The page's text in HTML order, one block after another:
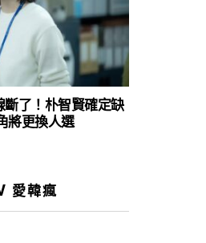
斷了！朴智賢確定缺
將更換人選
愛韓瘋